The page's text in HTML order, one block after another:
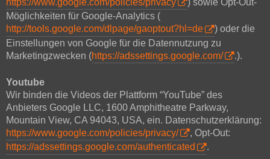
Möglichkeiten für Google-Analytics (
http://tools.google.com/dlpage/gaoptout?hl=de
) oder die
Einstellungen von Google für die Datennutzung zu
Marketingzwecken (https://adssettings.google.com/ .).
Youtube
Wir binden die Videos der Plattform “YouTube” des
Anbieters Google LLC, 1600 Amphitheatre Parkway,
Mountain View, CA 94043, USA, ein. Datenschutzerklärung:
https://www.google.com/policies/privacy/
, Opt-Out:
https://adssettings.google.com/authenticated
.